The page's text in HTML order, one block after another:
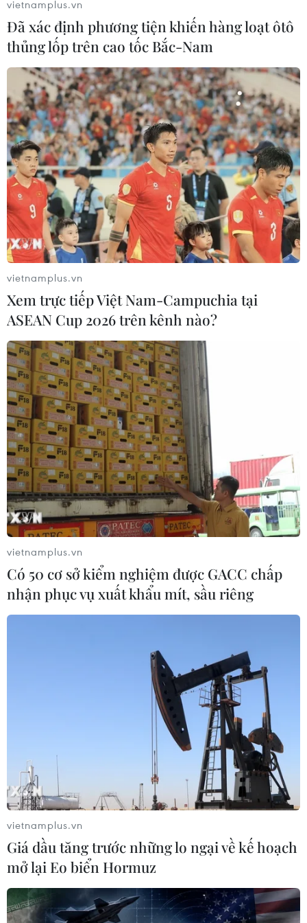
Bắt giữ đối tượng vận chuyển 3 bánh
heroin và 6.000 viên ma túy
08/06/2022 12:26
Khi bị phát hiện, đối tượng Mùa A Nủ đã nhảy xuống
sông và tìm cách phi tang tang vật. Tuy nhiên, lực lượng
Công an đã khống chế được đối tượng, thu giữ tang vật
gồm 3 bánh heroin, 6.000 viên ma túy.
vietnamplus.vn
Đã xác định phương tiện khiến hàng loạt ôtô
thủng lốp trên cao tốc Bắc-Nam
vietnamplus.vn
Xem trực tiếp Việt Nam-Campuchia tại
ASEAN Cup 2026 trên kênh nào?
vietnamplus.vn
Có 50 cơ sở kiểm nghiệm được GACC chấp
nhận phục vụ xuất khẩu mít, sầu riêng
vietnamplus.vn
Giá dầu tăng trước những lo ngại về kế hoạch
mở lại Eo biển Hormuz